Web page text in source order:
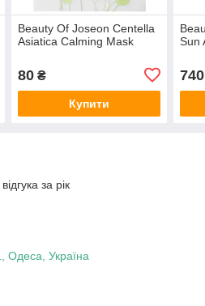
Beauty Of Joseon Centella
Asiatica Calming Mask
80₴
Купити
Sun
740
за рік
Одеса, Україна